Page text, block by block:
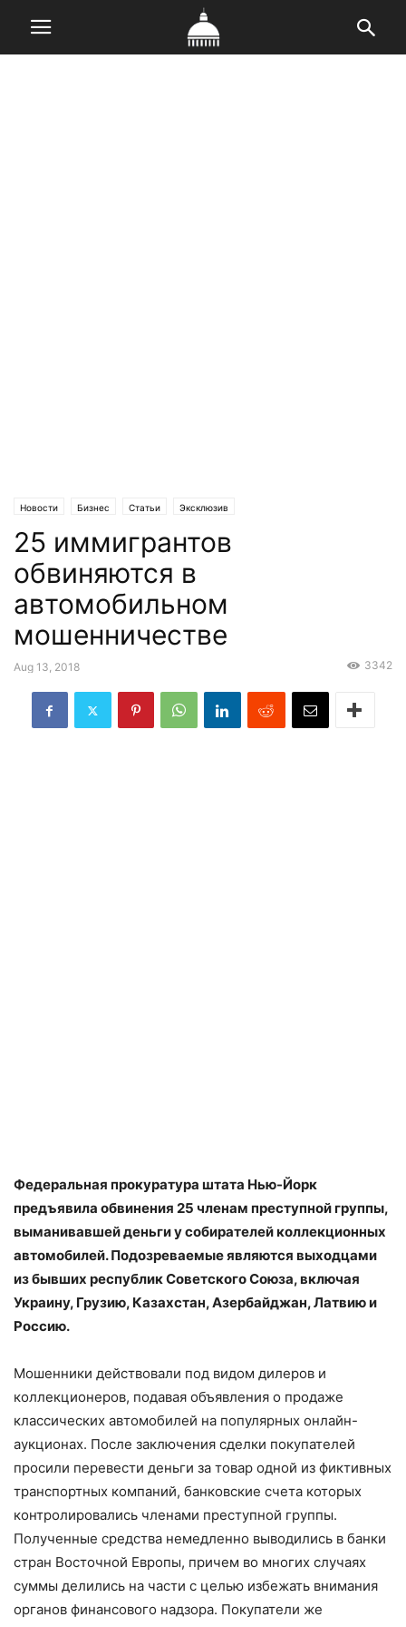
Новости Бизнес Статьи Эксклюзив
25 иммигрантов
обвиняются в
автомобильном
мошенничестве
Aug 13, 2018 3342
Федеральная прокуратура штата Нью-Йорк
предъявила обвинения 25 членам преступной группы,
выманивавшей деньги у собирателей коллекционных
автомобилей. Подозреваемые являются выходцами
из бывших республик Советского Союза, включая
Украину, Грузию, Казахстан, Азербайджан, Латвию и
Россию.
Мошенники действовали под видом дилеров и
коллекционеров, подавая объявления о продаже
классических автомобилей на популярных онлайн-
аукционах. После заключения сделки покупателей
просили перевести деньги за товар одной из фиктивных
транспортных компаний, банковские счета которых
контролировались членами преступной группы.
Полученные средства немедленно выводились в банки
стран Восточной Европы, причем во многих случаях
суммы делились на части с целью избежать внимания
органов финансового надзора. Покупатели же